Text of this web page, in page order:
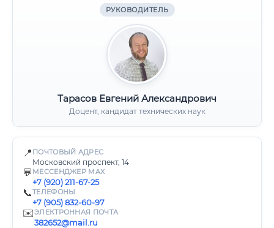
РУКОВОДИТЕЛЬ
Тарасов Евгений Александрович
Доцент, кандидат технических наук
📍 ПОЧТОВЫЙ АДРЕС
Московский проспект, 14
💬 МЕССЕНДЖЕР MAX
+7 (920) 211-67-25
📞ТЕЛЕФОНЫ
+7 (905) 832-60-97
✉️ЭЛЕКТРОННАЯ ПОЧТА
382652@mail.ru